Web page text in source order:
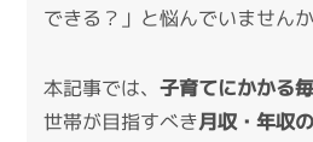
できる？」と悩んでいませんか
本記事では、子育てにかかる
世帯が目指すべき月収・年収